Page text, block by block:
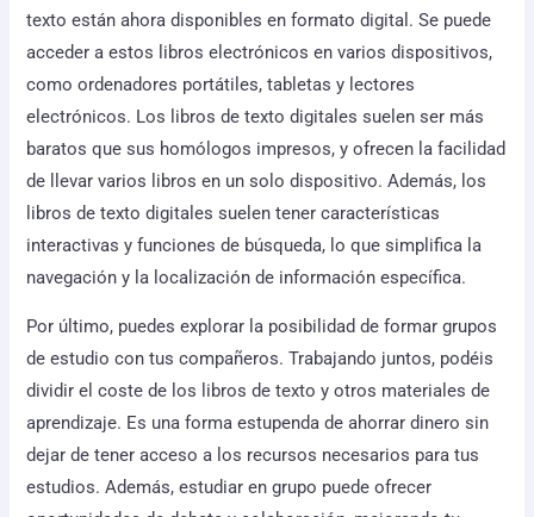
texto están ahora disponibles en formato digital. Se puede
acceder a estos libros electrónicos en varios dispositivos,
como ordenadores portátiles, tabletas y lectores
electrónicos. Los libros de texto digitales suelen ser más
baratos que sus homólogos impresos, y ofrecen la facilidad
de llevar varios libros en un solo dispositivo. Además, los
libros de texto digitales suelen tener características
interactivas y funciones de búsqueda, lo que simplifica la
navegación y la localización de información específica.
Por último, puedes explorar la posibilidad de formar grupos
de estudio con tus compañeros. Trabajando juntos, podéis
dividir el coste de los libros de texto y otros materiales de
aprendizaje. Es una forma estupenda de ahorrar dinero sin
dejar de tener acceso a los recursos necesarios para tus
estudios. Además, estudiar en grupo puede ofrecer